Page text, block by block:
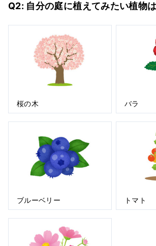
Q2: 自分の庭に植えてみたい植物
桜の木 バラ
ブルーベリー トマト